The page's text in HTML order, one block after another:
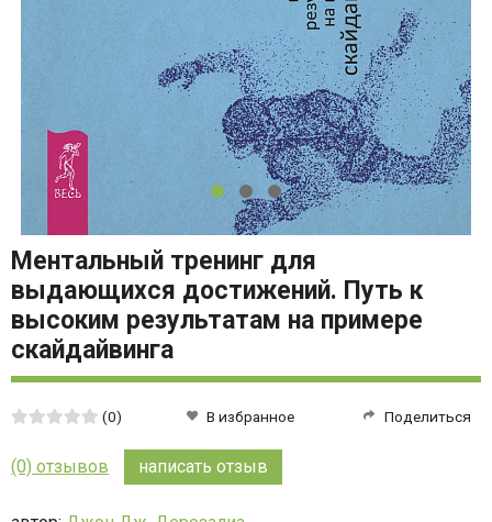
Ментальный тренинг для
выдающихся достижений. Путь к
высоким результатам на примере
скайдайвинга
Средняя
из
(0) В избранное Поделиться
(0) отзывов написать отзыв